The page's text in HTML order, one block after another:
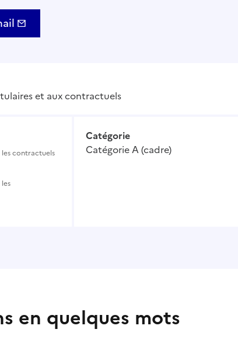
et aux contractuels
contractuels
Catégorie
Catégorie A (cadre)
en quelques mots